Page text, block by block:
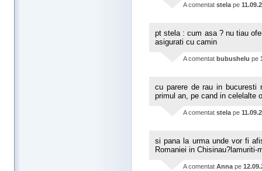
A comentat stela pe
pt stela : cum asa ? nu tiau
asigurati cu camin
A comentat bubushelu pe
cu parere de rau in bucuresti
primul an, pe cand in celelalte
A comentat stela pe
si pana la urma unde vor fi
Romaniei in
A comentat Anna pe